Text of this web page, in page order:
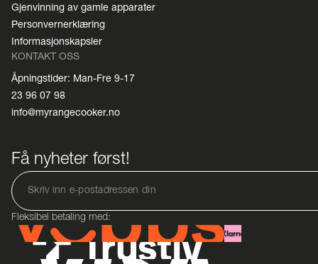
Gjenvinning av gamle apparater
Personvernerklæring
Informasjonskapsler
KONTAKT OSS
Åpningstider: Man-Fre 9-17
23 96 07 98
info@myrangecooker.no
Få nyheter først!
Fleksibel betaling med: